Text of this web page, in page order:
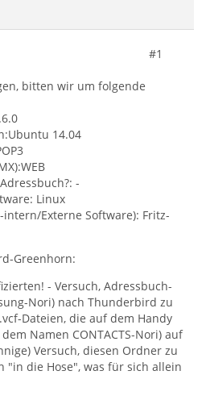
#1
bitten wir um folgende
14.04
-
Linux
Externe Software): Fritz-
Greenhorn:
- Versuch, Adressbuch-
Nori) nach Thunderbird zu
Dateien, die auf dem Handy
Namen CONTACTS-Nori) auf
Versuch, diesen Ordner zu
die Hose", was für sich allein